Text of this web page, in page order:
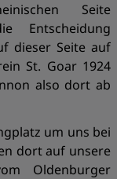
Seite
Entscheidung
dieser Seite auf
St. Goar 1924
also dort ab
um uns bei
dort auf unsere
Oldenburger